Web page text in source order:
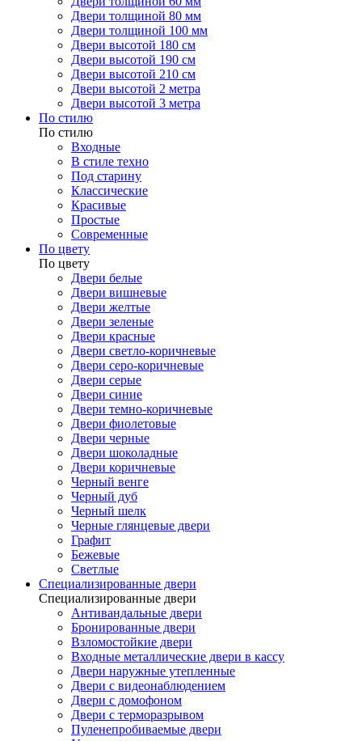
Двери толщиной 80 мм
Двери толщиной 100 мм
Двери высотой 180 см
Двери высотой 190 см
Двери высотой 210 см
Двери высотой 2 метра
Двери высотой 3 метра
По стилю
По стилю
Входные
В стиле техно
Под старину
Классические
Красивые
Простые
Современные
По цвету
По цвету
Двери белые
Двери вишневые
Двери желтые
Двери зеленые
Двери красные
Двери светло-коричневые
Двери серо-коричневые
Двери серые
Двери синие
Двери темно-коричневые
Двери фиолетовые
Двери черные
Двери шоколадные
Двери коричневые
Черный венге
Черный дуб
Черный шелк
Черные глянцевые двери
Графит
Бежевые
Светлые
Специализированные двери
Специализированные двери
Антивандальные двери
Бронированные двери
Взломостойкие двери
Входные металлические двери в кассу
Двери наружные утепленные
Двери с видеонаблюдением
Двери с домофоном
Двери с терморазрывом
Пуленепробиваемые двери